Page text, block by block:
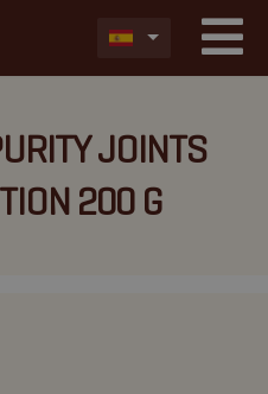
JOINTS
200 G